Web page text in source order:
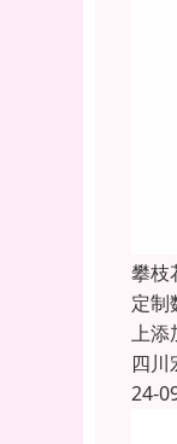
攀枝
定制
上添
四川
24-